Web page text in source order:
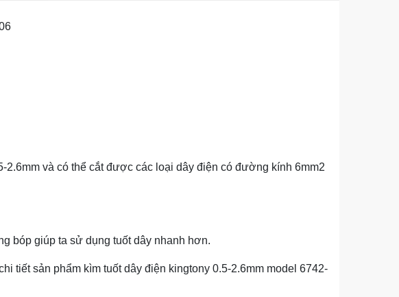
và có thể cắt được các loại dây điện có đường kính 6mm2
bóp giúp ta sử dụng tuốt dây nhanh hơn.
tiết sản phẩm kìm tuốt dây điện kingtony 0.5-2.6mm model 6742-